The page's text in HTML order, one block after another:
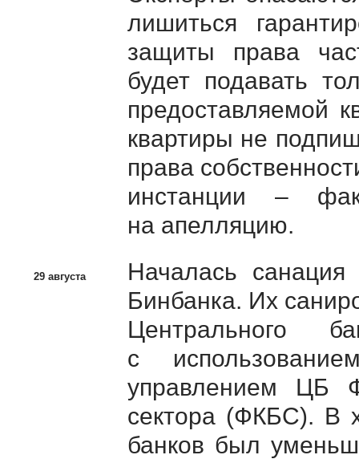
лишиться
защиты права
будет подавать
предоставляемой
квартиры не
права
инстанции –
на апелляцию.
29 августа
Началась
Бинбанка. Их
Центрального
с
управлением ЦБ
сектора (ФКБС). В
банков был